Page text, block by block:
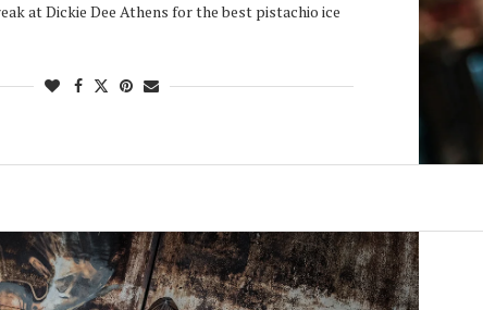
at Dickie Dee Athens for the best pistachio ice